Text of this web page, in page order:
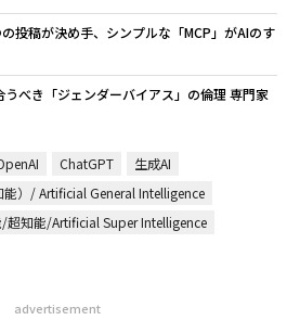
投稿が決め手、シンプルな「MCP」がAIのす
べき「ジェンダーバイアス」の倫理 専門家
ChatGPT
生成AI
能）/ Artificial General Intelligence
/超知能/Artificial Super Intelligence
advertisement